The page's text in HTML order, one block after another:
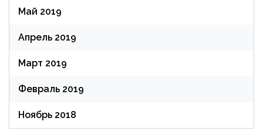
Май 2019
Апрель 2019
Март 2019
Февраль 2019
Ноябрь 2018